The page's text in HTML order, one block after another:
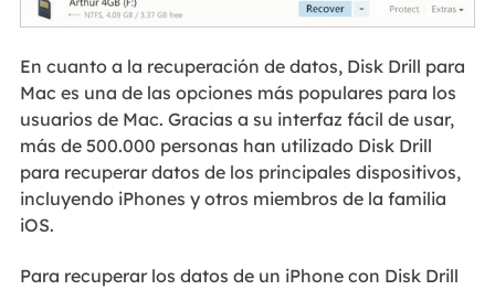
En cuanto a la recuperación de datos, Disk Drill para
Mac es una de las opciones más populares para los
usuarios de Mac. Gracias a su interfaz fácil de usar,
más de 500.000 personas han utilizado Disk Drill
para recuperar datos de los principales dispositivos,
incluyendo iPhones y otros miembros de la familia
iOS.
Para recuperar los datos de un iPhone con Disk Drill